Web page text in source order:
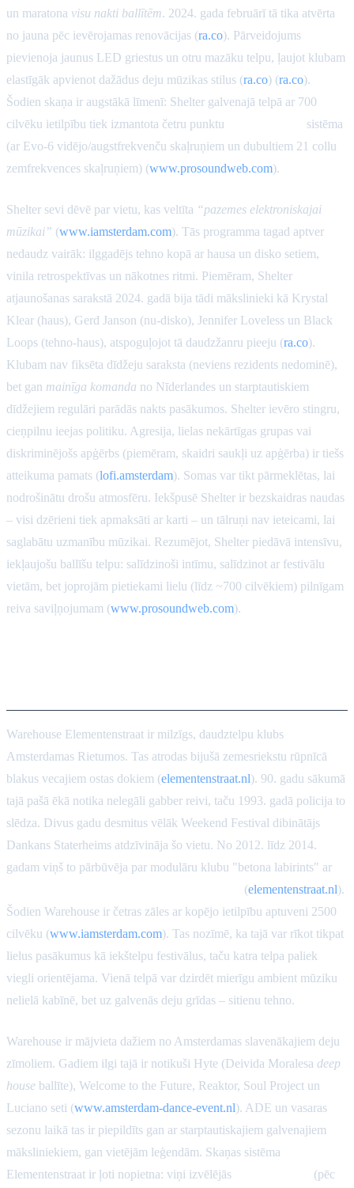
un maratona visu nakti ballītēm. 2024. gada februārī tā tika atvērta
no jauna pēc ievērojamas renovācijas (ra.co). Pārveidojums
pievienoja jaunus LED griestus un otru mazāku telpu, ļaujot klubam
elastīgāk apvienot dažādus deju mūzikas stilus (ra.co) (ra.co).
Šodien skaņa ir augstākā līmenī: Shelter galvenajā telpā ar 700
cilvēku ietilpību tiek izmantota četru punktu
sistēma
(ar Evo-6 vidējo/augstfrekvenču skaļruņiem un dubultiem 21 collu
zemfrekvences skaļruņiem) (www.prosoundweb.com).
Shelter sevi dēvē par vietu, kas veltīta “pazemes elektroniskajai
mūzikai” (www.iamsterdam.com). Tās programma tagad aptver
nedaudz vairāk: ilggadējs tehno kopā ar hausa un disko setiem,
vinila retrospektīvas un nākotnes ritmi. Piemēram, Shelter
atjaunošanas sarakstā 2024. gadā bija tādi mākslinieki kā Krystal
Klear (haus), Gerd Janson (nu-disko), Jennifer Loveless un Black
Loops (tehno-haus), atspoguļojot tā daudzžanru pieeju (ra.co).
Klubam nav fiksēta dīdžeju saraksta (neviens rezidents nedominē),
bet gan mainīga komanda no Nīderlandes un starptautiskiem
dīdžejiem regulāri parādās nakts pasākumos. Shelter ievēro stingru,
cieņpilnu ieejas politiku. Agresija, lielas nekārtīgas grupas vai
diskriminējošs apģērbs (piemēram, skaidri saukļi uz apģērba) ir tiešs
atteikuma pamats (lofi.amsterdam). Somas var tikt pārmeklētas, lai
nodrošinātu drošu atmosfēru. Iekšpusē Shelter ir bezskaidras naudas
– visi dzērieni tiek apmaksāti ar karti – un tālruņi nav ieteicami, lai
saglabātu uzmanību mūzikai. Rezumējot, Shelter piedāvā intensīvu,
iekļaujošu ballīšu telpu: salīdzinoši intīmu, salīdzinot ar festivālu
vietām, bet joprojām pietiekami lielu (līdz ~700 cilvēkiem) pilnīgam
reiva saviļņojumam (www.prosoundweb.com).
Warehouse Elementenstraat ir milzīgs, daudztelpu klubs
Amsterdamas Rietumos. Tas atrodas bijušā zemesriekstu rūpnīcā
blakus vecajiem ostas dokiem (elementenstraat.nl). 90. gadu sākumā
tajā pašā ēkā notika nelegāli gabber reivi, taču 1993. gadā policija to
slēdza. Divus gadu desmitus vēlāk Weekend Festival dibinātājs
Dankans Staterheims atdzīvināja šo vietu. No 2012. līdz 2014.
gadam viņš to pārbūvēja par modulāru klubu "betona labirints" ar
(elementenstraat.nl).
Šodien Warehouse ir četras zāles ar kopējo ietilpību aptuveni 2500
cilvēku (www.iamsterdam.com). Tas nozīmē, ka tajā var rīkot tikpat
lielus pasākumus kā iekštelpu festivālus, taču katra telpa paliek
viegli orientējama. Vienā telpā var dzirdēt mierīgu ambient mūziku
nelielā kabīnē, bet uz galvenās deju grīdas – sitienu tehno.
Warehouse ir mājvieta dažiem no Amsterdamas slavenākajiem deju
zīmoliem. Gadiem ilgi tajā ir notikuši Hyte (Deivida Moralesa deep
house ballīte), Welcome to the Future, Reaktor, Soul Project un
Luciano seti (www.amsterdam-dance-event.nl). ADE un vasaras
sezonu laikā tas ir piepildīts gan ar starptautiskajiem galvenajiem
māksliniekiem, gan vietējām leģendām. Skaņas sistēma
Elementenstraat ir ļoti nopietna: viņi izvēlējās
(pēc